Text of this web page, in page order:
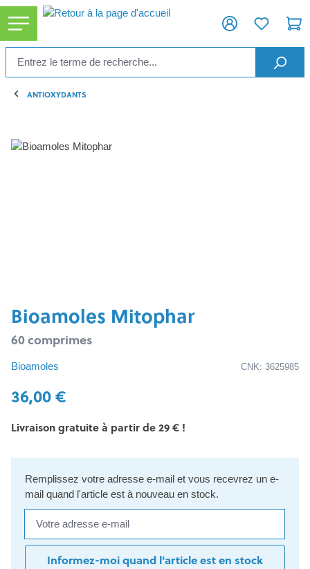
principal
ANTIOXYDANTS
Ignorer la galerie d'images
Bioamoles Mitophar
60 comprimes
Bioamoles CNK: 3625985
36,00 €
Livraison gratuite à partir de 29 € !
Remplissez votre adresse e-mail et vous recevrez un e-
mail quand l'article est à nouveau en stock.
Informez-moi quand l'article est en stock